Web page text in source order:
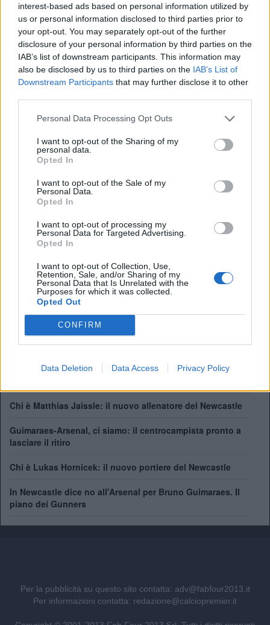
interest-based ads based on personal information utilized by
us or personal information disclosed to third parties prior to
your opt-out. You may separately opt-out of the further
disclosure of your personal information by third parties on the
IAB’s list of downstream participants. This information may
also be disclosed by us to third parties on the IAB’s List of
Downstream Participants that may further disclose it to other
Personal Data Processing Opt Outs
I want to opt-out of the Sharing of my
personal data.
Opted In
I want to opt-out of the Sale of my
Personal Data.
Opted In
I want to opt-out of processing my
Personal Data for Targeted Advertising.
Opted In
I want to opt-out of Collection, Use,
Retention, Sale, and/or Sharing of my
Personal Data that Is Unrelated with the
Purposes for which it was collected.
Opted Out
CONFIRM
Data Deletion Data Access Privacy Policy
Il Newcastle punta a chiudere l’affaregià nei prossimi
giorni, inserendo Trafford come rinforzo in ottica presente
e futura tra i pali.
Anno di Fondazione:
Città: Newcastle upon Tyne
Presidente:Yasi Al-Rumayyan
ALBO D'ORO
Premier League:4
FA Cup:6
League Cup:Finalista perdente nell\\\'edizione del 1976
FA Community Shield:1
Il Newcastle spiega: "Ecco perchè abbiamo ceduto Bruno
Chi è Matthias Jaissle: il nuovo allenatore del Newcastle
Guimaraes-Arsenal, ci siamo: il centrocampista pronto a
lasciare il ritiro
Chi è Lukas Hornicek: il nuovo portiere del Newcastle
In Newcastle dice no all'Arsenal per Bruno Guimaraes. Il
piano dei Gunners
Per la pubblicità su questo sito contatta: adv@fabfour2013.it
Per informazioni contatta: redazione@calciopremier.it